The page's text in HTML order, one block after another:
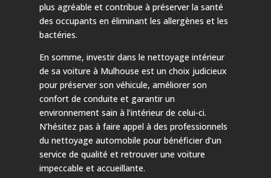
plus agréable et contribue à préserver la santé
des occupants en éliminant les allergènes et les
bactéries.
En somme, investir dans le nettoyage intérieur
de sa voiture à Mulhouse est un choix judicieux
pour préserver son véhicule, améliorer son
confort de conduite et garantir un
environnement sain à l’intérieur de celui-ci.
N’hésitez pas à faire appel à des professionnels
du nettoyage automobile pour bénéficier d’un
service de qualité et retrouver une voiture
impeccable et accueillante.